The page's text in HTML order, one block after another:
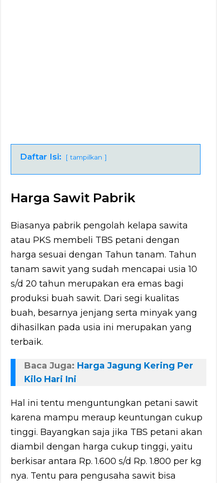
Daftar Isi: tampilkan
Harga Sawit Pabrik
Biasanya pabrik pengolah kelapa sawita
atau PKS membeli TBS petani dengan
harga sesuai dengan Tahun tanam. Tahun
tanam sawit yang sudah mencapai usia 10
s/d 20 tahun merupakan era emas bagi
produksi buah sawit. Dari segi kualitas
buah, besarnya jenjang serta minyak yang
dihasilkan pada usia ini merupakan yang
terbaik.
Baca Juga: Harga Jagung Kering Per
Kilo Hari Ini
Hal ini tentu menguntungkan petani sawit
karena mampu meraup keuntungan cukup
tinggi. Bayangkan saja jika TBS petani akan
diambil dengan harga cukup tinggi, yaitu
berkisar antara Rp. 1.600 s/d Rp. 1.800 per kg
nya. Tentu para pengusaha sawit bisa